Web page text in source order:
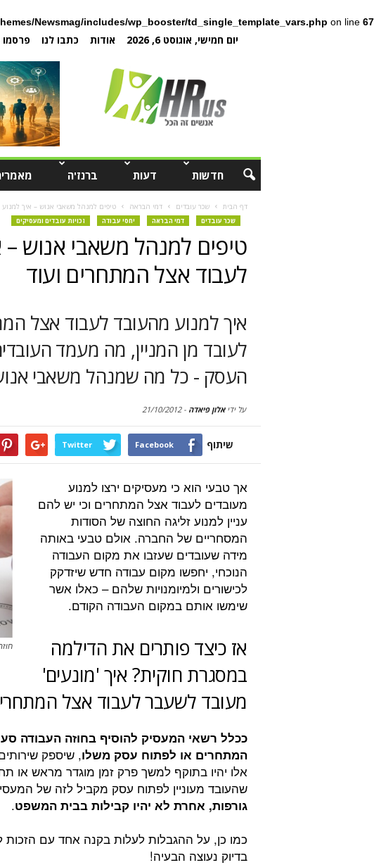
Newsmag/includes/wp_booster/td_single_template_vars.php on line 67
יום חמישי, אוגוסט 6, 2026 אודות כתבו לנו פרסמו
חדשות דעות ברנז'ה
דף הבית שכר עובדים דמי הבראה טיפים למנהל משאבי אנוש – איך
שכר עובדים דמי הבראה יחסי עבודה זכויות עובדים ומעסיקים
טיפים למנהל משאבי אנוש –
לעבוד אצל המתחרים ועוד
איך למנוע מהעובד לעבוד אצל
לעובד מן המניין, מה מעמד
העסק - כל מה שמנהל משאבי
על ידיאלון פיאדה -
21/10/2012
שיתוף Facebook
Twitter
אך טבעי הוא כי מעסיקים ירצו למנוע
מעובדים לעבוד אצל המתחרים וכי יש להם
עניין למנוע זליגה החוצה של הסודות
המסחריים של החברה. אולם טבעי באותה
מידה שעובדים שעזבו את מקום העבודה
הנוכחי, יחפשו מקום עבודה חדש שיזדקק
לכישורים ולמיומנויות שלהם – כאלו אשר
שימשו אותם במקום העבודה הקודם.
אז כיצד פותרים את הדילמה
במסגרת חוקית? איך 'מונעים'
מעובד לשעבר לעבוד אצל
ככלל רשאי המעסיק להוסיף בחוזה העבודה
המתחרים או לפתוח עסק משלו, שיספק
אלו יהיו בתוקף למשך פרק זמן מוגדר מראש או
שהעובד מעוניין לפתוח עסק מקביל לזה של
גורפות, אחרת לא יהיו קבילות בבית המשפט.
כמו כן, על ההגבלות לעלות בקנה אחד עם הזכות
בדיוק נעוצה הבעיה!